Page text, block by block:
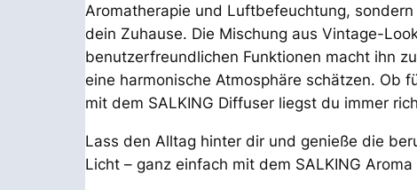
Aromatherapie und Luftbefeuchtung,
dein Zuhause. Die Mischung aus Vintage-
benutzerfreundlichen Funktionen macht ihn
eine harmonische Atmosphäre schätzen. Ob
mit dem SALKING Diffuser liegst du immer
Lass den Alltag hinter dir und genieße die
Licht – ganz einfach mit dem SALKING Aroma